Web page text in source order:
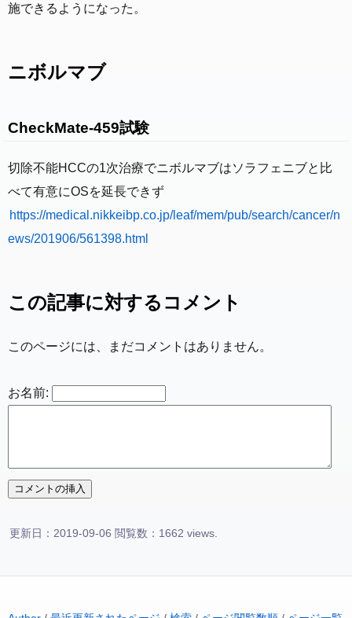
施できるようになった。
ニボルマブ
CheckMate-459試験
切除不能HCCの1次治療でニボルマブはソラフェニブと比
べて有意にOSを延長できず
https://medical.nikkeibp.co.jp/leaf/mem/pub/search/cancer/n
ews/201906/561398.html
この記事に対するコメント
このページには、まだコメントはありません。
お名前:
更新日：2019-09-06 閲覧数：1662 views.